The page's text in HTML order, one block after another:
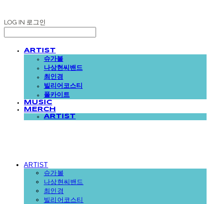
LOG IN 로그인
ARTIST
슈가볼
나상현씨밴드
최인경
빌리어코스티
폴카이트
MUSIC
MERCH
ARTIST
ARTIST
슈가볼
나상현씨밴드
최인경
빌리어코스티